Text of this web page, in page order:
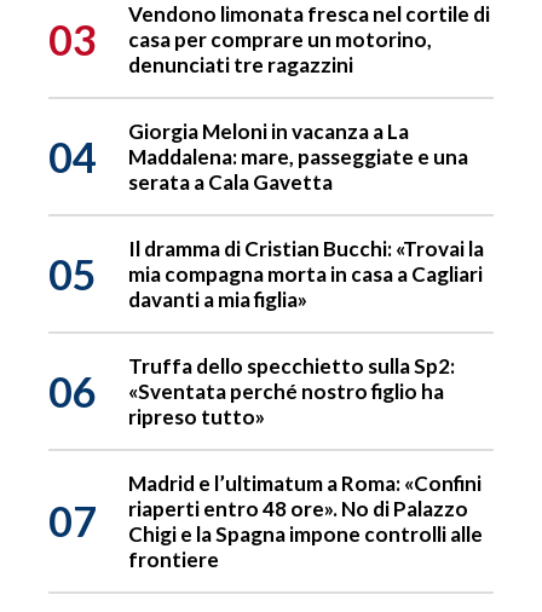
03
Vendono limonata fresca nel cortile di
casa per comprare un motorino,
denunciati tre ragazzini
04
Giorgia Meloni in vacanza a La
Maddalena: mare, passeggiate e una
serata a Cala Gavetta
05
Il dramma di Cristian Bucchi: «Trovai la
mia compagna morta in casa a Cagliari
davanti a mia figlia»
06
Truffa dello specchietto sulla Sp2:
«Sventata perché nostro figlio ha
ripreso tutto»
07
Madrid e l’ultimatum a Roma: «Confini
riaperti entro 48 ore». No di Palazzo
Chigi e la Spagna impone controlli alle
frontiere